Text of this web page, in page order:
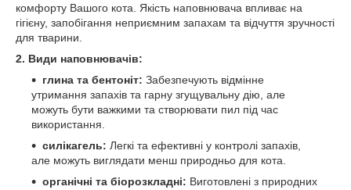
комфорту Вашого кота. Якість наповнювача впливає на
гігієну, запобігання неприємним запахам та відчуття зручності
для тварини.
2. Види наповнювачів:
глина та бентоніт: Забезпечують відмінне
утримання запахів та гарну згущувальну дію, але
можуть бути важкими та створювати пил під час
використання.
силікагель: Легкі та ефективні у контролі запахів,
але можуть виглядати менш природньо для кота.
органічні та біорозкладні: Виготовлені з природних